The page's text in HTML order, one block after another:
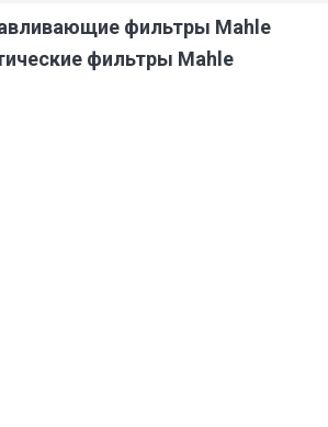
фильтры Mahle
фильтры Mahle